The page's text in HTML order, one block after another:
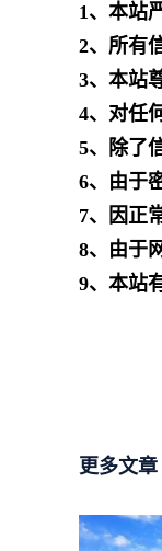
1、本站
2、所有
3、本站
4、对任
5、除了
6、由于
7、因正
8、由于
9、本站
更多文章